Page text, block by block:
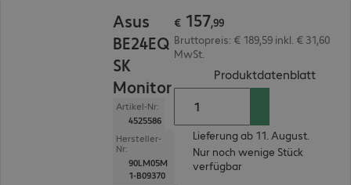
Asus
BE24EQ
SK
Monitor
Artikel-Nr:
4525586
Hersteller-
Nr:
90LM05M
1-B09370
€ 157,99
Bruttopreis: € 189,59 inkl. € 31,60
MwSt.
Produktdatenblatt(
Lieferung ab 11. August.
Nur noch wenige Stück
verfügbar